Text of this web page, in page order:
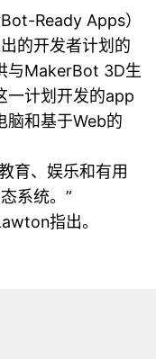
Ready Apps）
的开发者计划的
与MakerBot 3D生
一计划开发的app
脑和基于Web的
、娱乐和有用
系统。”
指出。